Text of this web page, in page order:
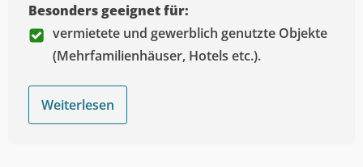
Besonders geeignet für:
vermietete und gewerblich genutzte Objekte
(Mehrfamilienhäuser, Hotels etc.).
Weiterlesen